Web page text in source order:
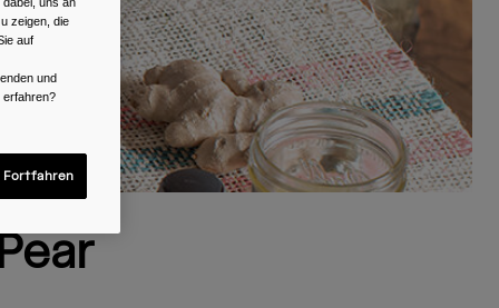
zeigen, die
auf
und
erfahren?